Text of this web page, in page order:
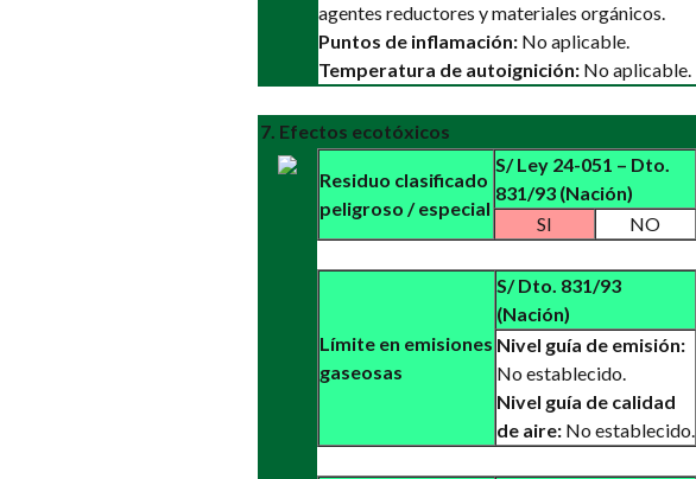
agentes reductores y materiales orgánicos.
Puntos de inflamación:No aplicable.
Temperatura de autoignición:No aplicable.
7. Efectos ecotóxicos
Residuo clasificado
peligroso / especial
S/ Ley 24-051 – Dto.
831/93 (Nación)
SI
NO
Límite en emisiones
gaseosas
S/ Dto. 831/93
(Nación)
Nivel guía de emisión:
No establecido.
Nivel guía de calidad
de aire:No establecido.